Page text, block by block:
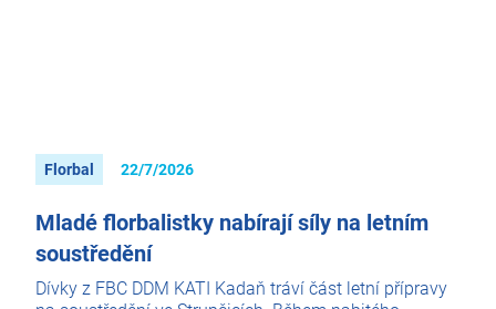
Florbal 22/7/2026
Mladé florbalistky nabírají síly na letním
soustředění
Dívky z FBC DDM KATI Kadaň tráví část letní přípravy